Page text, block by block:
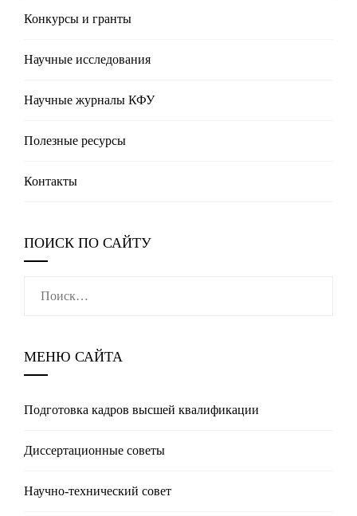
Конкурсы и гранты
Научные исследования
Научные журналы КФУ
Полезные реcурсы
Контакты
ПОИСК ПО САЙТУ
МЕНЮ САЙТА
Подготовка кадров высшей квалификации
Диссертационные советы
Научно-технический совет